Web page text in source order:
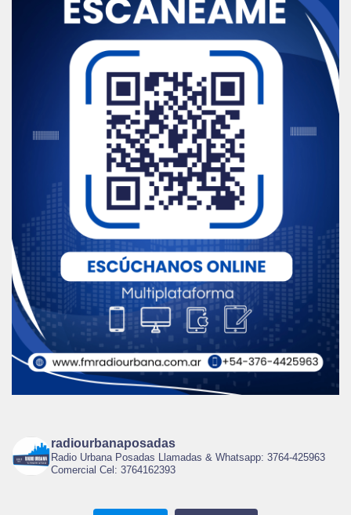
radiourbanaposadas
Radio Urbana Posadas Llamadas & Whatsapp: 3764-425963
Comercial Cel: 3764162393